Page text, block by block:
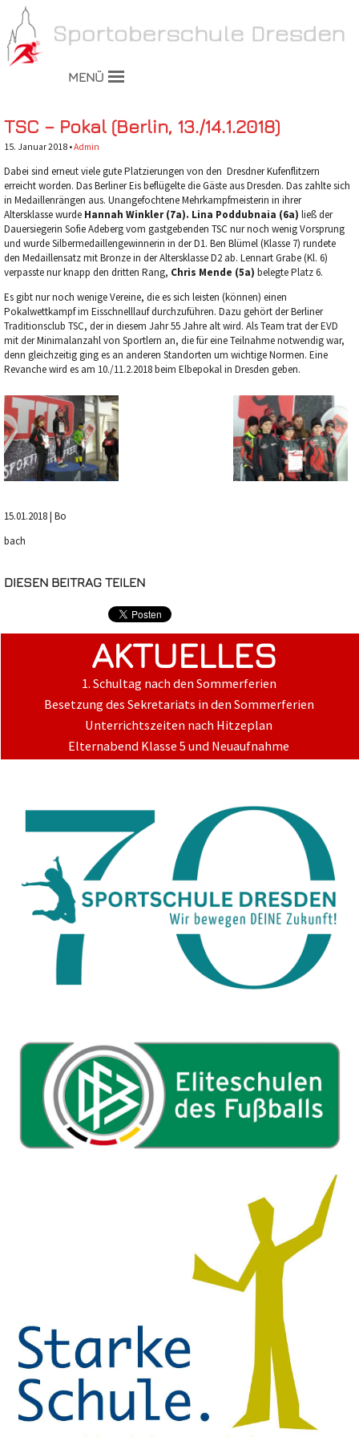
MENÜ
TSC – Pokal (Berlin, 13./14.1.2018)
15. Januar 2018 •Admin
Dabei sind erneut viele gute Platzierungen von den Dresdner Kufenflitzern
erreicht worden. Das Berliner Eis beflügelte die Gäste aus Dresden. Das zahlte sich
in Medaillenrängen aus. Unangefochtene Mehrkampfmeisterin in ihrer
Altersklasse wurde Hannah Winkler (7a). Lina Poddubnaia (6a) ließ der
Dauersiegerin Sofie Adeberg vom gastgebenden TSC nur noch wenig Vorsprung
und wurde Silbermedaillengewinnerin in der D1. Ben Blümel (Klasse 7) rundete
den Medaillensatz mit Bronze in der Altersklasse D2 ab. Lennart Grabe (Kl. 6)
verpasste nur knapp den dritten Rang, Chris Mende (5a) belegte Platz 6.
Es gibt nur noch wenige Vereine, die es sich leisten (können) einen
Pokalwettkampf im Eisschnelllauf durchzuführen. Dazu gehört der Berliner
Traditionsclub TSC, der in diesem Jahr 55 Jahre alt wird. Als Team trat der EVD
mit der Minimalanzahl von Sportlern an, die für eine Teilnahme notwendig war,
denn gleichzeitig ging es an anderen Standorten um wichtige Normen. Eine
Revanche wird es am 10./11.2.2018 beim Elbepokal in Dresden geben.
15.01.2018 | Bo
bach
DIESEN BEITRAG TEILEN
AKTUELLES
1. Schultag nach den Sommerferien
Besetzung des Sekretariats in den Sommerferien
Unterrichtszeiten nach Hitzeplan
Elternabend Klasse 5 und Neuaufnahme